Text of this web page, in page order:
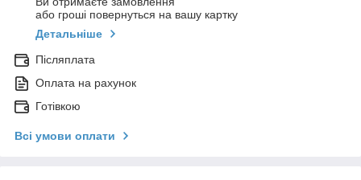
або гроші повернуться на вашу картку
Детальніше
Післяплата
Оплата на рахунок
Готівкою
Всі умови оплати